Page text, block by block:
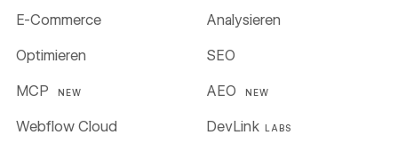
E-Commerce Analysieren
Optimieren SEO
MCP NEW AEO NEW
Webflow Cloud DevLink LABS